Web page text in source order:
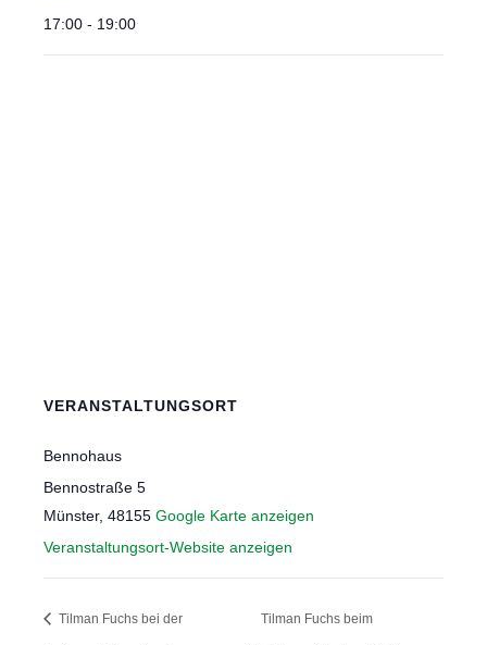
17:00 - 19:00
VERANSTALTUNGSORT
Bennohaus
Bennostraße 5
Münster, 48155 Google Karte anzeigen
Veranstaltungsort-Website anzeigen
Tilman Fuchs bei der Tilman Fuchs beim